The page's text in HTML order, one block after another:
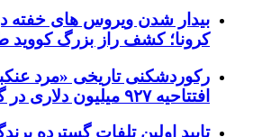
بیدار شدن ویروس‌ های خفته در
کرونا؛ کشف راز بزرگ کووید
رکوردشکنی تاریخی «مرد
افتتاحیه ۹۲۷ میلیون دلاری در گیشه جهانی
تایید اولین تلفات گسترده